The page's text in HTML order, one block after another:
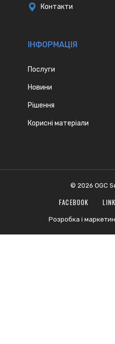
Контакти
IНФОРМАЦІЯ
Послуги
Новини
Рішення
Корисні матеріали
© 2026 OGC
FACEBOOK
Розробка і